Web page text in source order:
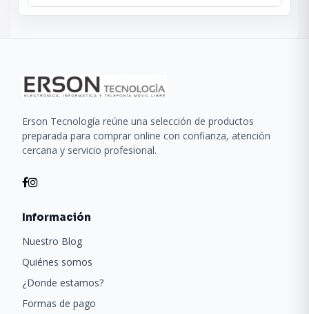
Erson Tecnología reúne una selección de productos
preparada para comprar online con confianza, atención
cercana y servicio profesional.
Información
Nuestro Blog
Quiénes somos
¿Donde estamos?
Formas de pago